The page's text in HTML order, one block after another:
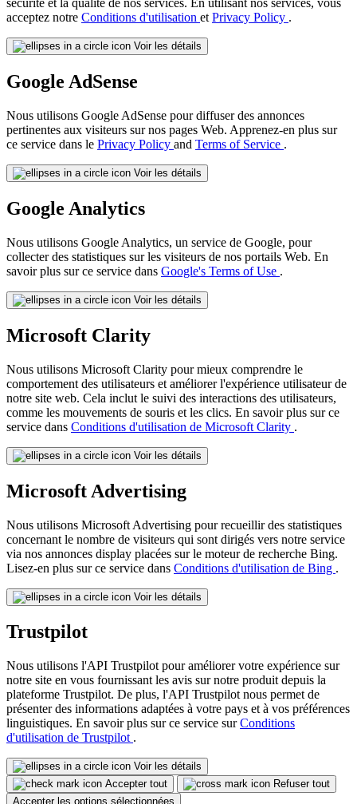
sécurité et la qualité de nos services. En utilisant nos services, vous
acceptez notre Conditions d'utilisation et Privacy Policy .
Voir les détails
Google AdSense
Nous utilisons Google AdSense pour diffuser des annonces
pertinentes aux visiteurs sur nos pages Web. Apprenez-en plus sur
ce service dans le Privacy Policy and Terms of Service .
Voir les détails
Google Analytics
Nous utilisons Google Analytics, un service de Google, pour
collecter des statistiques sur les visiteurs de nos portails Web. En
savoir plus sur ce service dans Google's Terms of Use .
Voir les détails
Microsoft Clarity
Nous utilisons Microsoft Clarity pour mieux comprendre le
comportement des utilisateurs et améliorer l'expérience utilisateur de
notre site web. Cela inclut le suivi des interactions des utilisateurs,
comme les mouvements de souris et les clics. En savoir plus sur ce
service dans Conditions d'utilisation de Microsoft Clarity .
Voir les détails
Microsoft Advertising
Nous utilisons Microsoft Advertising pour recueillir des statistiques
concernant le nombre de visiteurs qui sont dirigés vers notre service
via nos annonces display placées sur le moteur de recherche Bing.
Lisez-en plus sur ce service dans Conditions d'utilisation de Bing .
Voir les détails
Trustpilot
Nous utilisons l'API Trustpilot pour améliorer votre expérience sur
notre site en vous fournissant les avis sur notre produit depuis la
plateforme Trustpilot. De plus, l'API Trustpilot nous permet de
présenter des informations adaptées à votre pays et à vos préférences
linguistiques. En savoir plus sur ce service surConditions
d'utilisation de Trustpilot .
Voir les détails
Accepter tout
Refuser tout
Accepter les options sélectionnées